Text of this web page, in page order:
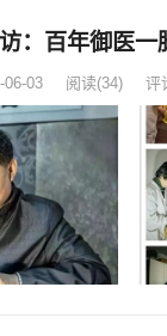
：百年御医
06-03 阅读(34) 评